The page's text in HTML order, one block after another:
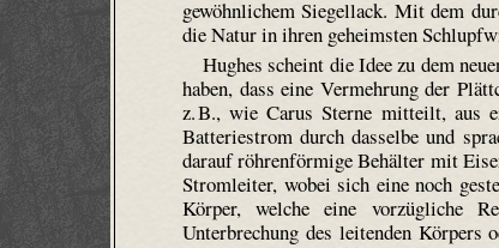
gewöhnlichem Siegellack. Mit dem
die Natur in ihren geheimsten
Hughes scheint die Idee zu dem
haben, dass eine Vermehrung der
z. B., wie Carus Sterne mitteilt, aus
Batteriestrom durch dasselbe und
darauf röhrenförmige Behälter mit
Stromleiter, wobei sich eine noch
Körper, welche eine vorzügliche
Unterbrechung des leitenden Körpers